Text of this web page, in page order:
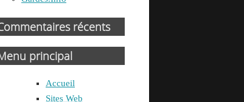
récents
principal
Accueil
Sites Web